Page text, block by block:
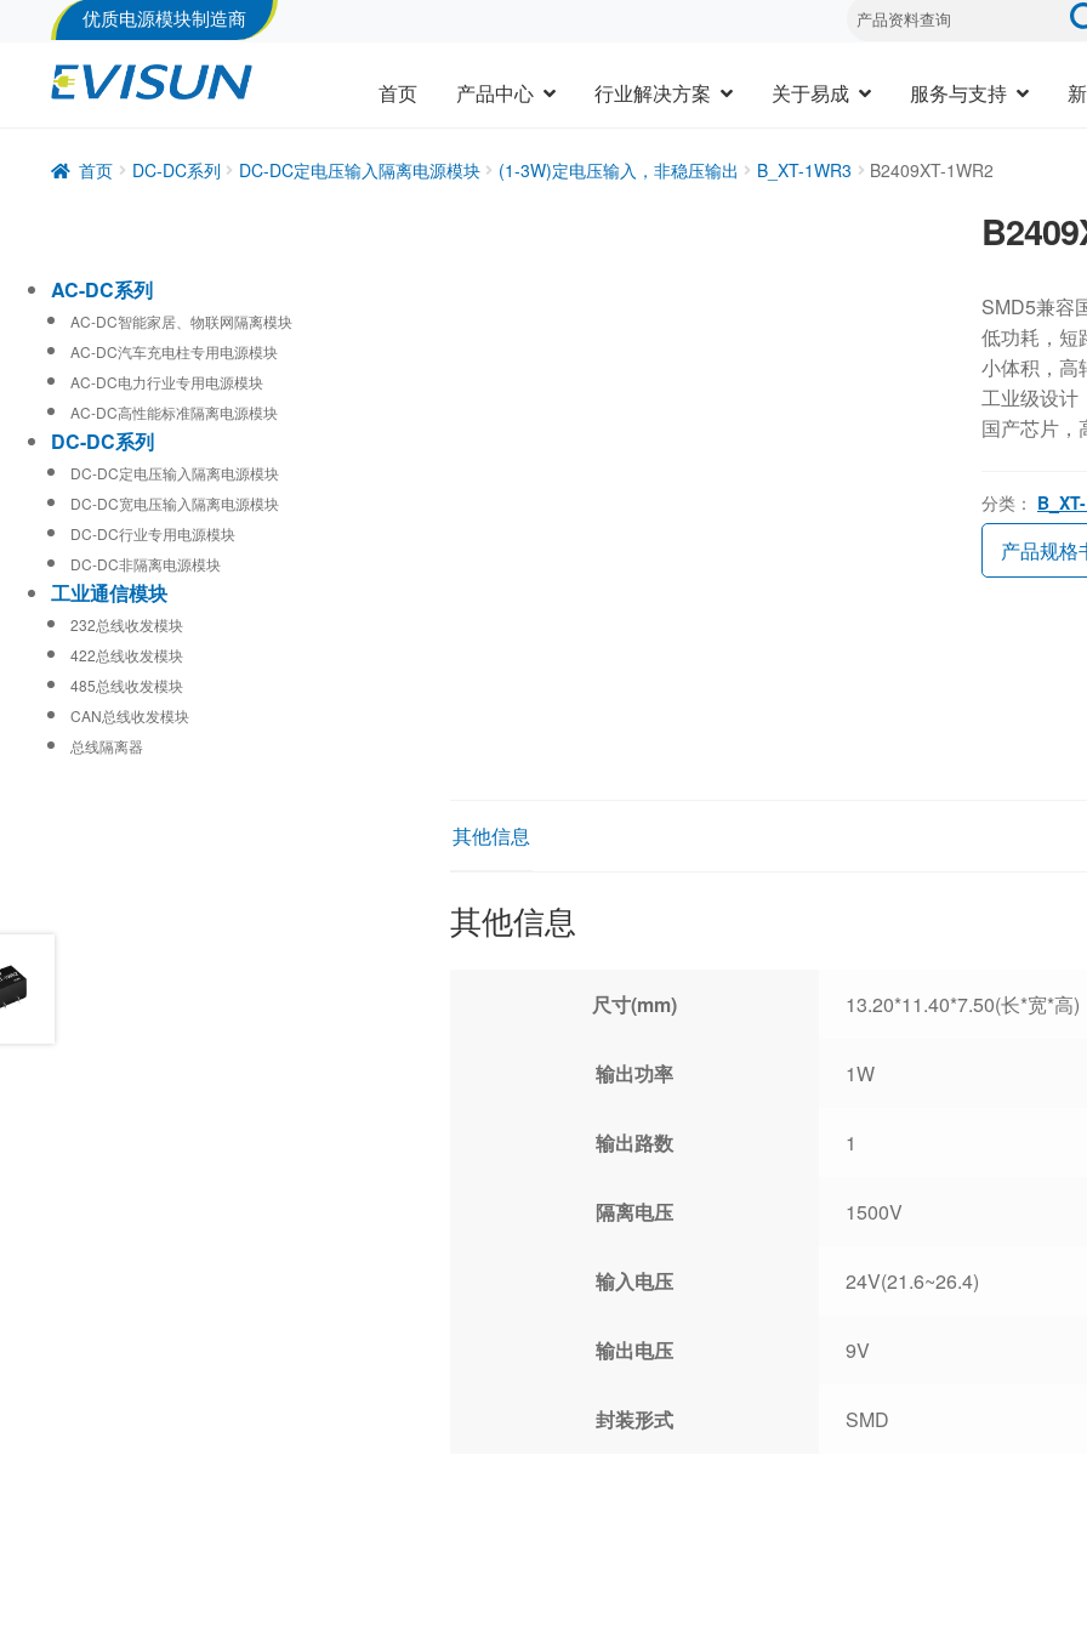
优质电源模块制造商
首页 产品中心 行业解决方案 关于易成 服务与支持
首页 DC-DC系列 DC-DC定电压输入隔离电源模块 (1-3W)定电压输入，非稳压输出 B_XT-1WR3 B2409XT-1WR2
SMD5兼容
低功耗，短
小体积，高
工业级设计
国产芯片，
分类：
产品规格
其他信息
其他信息
尺寸(mm) 13.20*11.40*7.50(长*宽*高)
输出功率 1W
输出路数 1
隔离电压 1500V
输入电压 24V(21.6~26.4)
输出电压 9V
封装形式 SMD
AC-DC系列
AC-DC智能家居、物联网隔离模块
AC-DC汽车充电柱专用电源模块
AC-DC电力行业专用电源模块
AC-DC高性能标准隔离电源模块
DC-DC系列
DC-DC定电压输入隔离电源模块
DC-DC宽电压输入隔离电源模块
DC-DC行业专用电源模块
DC-DC非隔离电源模块
工业通信模块
232总线收发模块
422总线收发模块
485总线收发模块
CAN总线收发模块
总线隔离器